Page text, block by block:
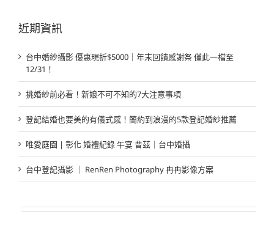
近期資訊
台中婚紗攝影 優惠現折$5000｜年末回饋感謝祭 僅此一檔至
12/31！
挑婚紗前必看！新娘不可不知的7大注意事項
登記結婚也要美的有儀式感！簡約到浪漫的5款登記婚紗推薦
唯愛庭園 | 彰化 婚禮紀錄 午宴 昔茲｜台中婚攝
台中登記攝影 ｜ RenRen Photography 冉冉影像方案